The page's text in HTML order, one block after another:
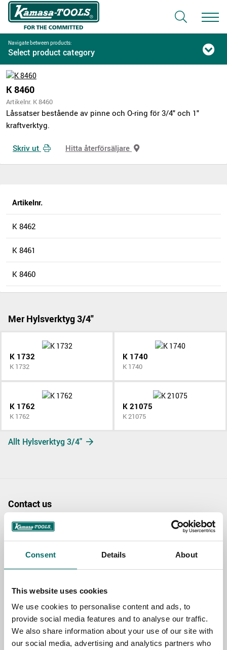
Consent Details About
This website uses cookies
We use cookies to personalise content and ads, to
provide social media features and to analyse our traffic.
We also share information about your use of our site with
our social media, advertising and analytics partners who
Navigate between products:
Select product category
K 8460
Artikelnr. K 8460
Låssatser bestående av pinne och O-ring för 3/4" och 1"
kraftverktyg.
Skriv ut Hitta återförsäljare
Artikelnr.
K 8462
K 8461
K 8460
Mer Hylsverktyg 3/4"
K 1732
K 1732
K 1740
K 1740
K 1762
K 1762
K 21075
K 21075
Allt Hylsverktyg 3/4"
Contact us
TOPIC
NAME
EMAIL